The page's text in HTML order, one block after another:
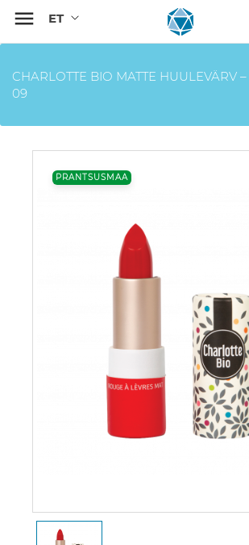

CHARLOTTE BIO MATTE HUULEVÄRV
09
PRANTSUSMAA